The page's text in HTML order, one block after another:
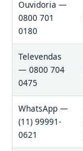
Ouvidoria —
0800 701
0180
Televendas
— 0800 704
0475
WhatsApp —
(11) 99991-
0621